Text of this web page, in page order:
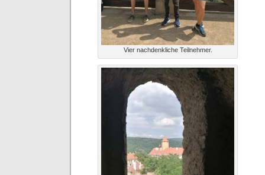
Vier nachdenkliche Teilnehmer.